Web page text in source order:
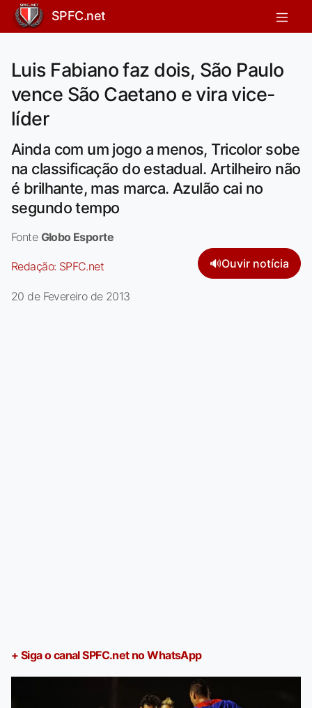
SPFC.net
Luis Fabiano faz dois, São Paulo
vence São Caetano e vira vice-
líder
Ainda com um jogo a menos, Tricolor sobe
na classificação do estadual. Artilheiro não
é brilhante, mas marca. Azulão cai no
segundo tempo
Fonte Globo Esporte
Redação: SPFC.net 🔊Ouvir notícia
20 de Fevereiro de 2013
+ Siga o canal SPFC.net no WhatsApp